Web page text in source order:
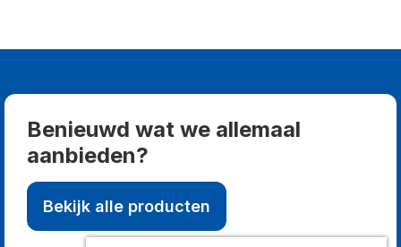
Benieuwd wat we allemaal
aanbieden?
Bekijk alle producten